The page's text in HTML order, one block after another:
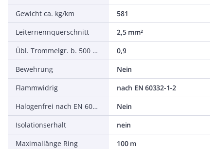
Gewicht ca. kg/km
581
Leiternennquerschnitt
2,5 mm²
Übl. Trommelgr. b. 500 m Ø m
0,9
Bewehrung
Nein
Flammwidrig
nach EN 60332-1-2
Halogenfrei nach EN 60754-1/2
Nein
Isolationserhalt
nein
Maximallänge Ring
100 m